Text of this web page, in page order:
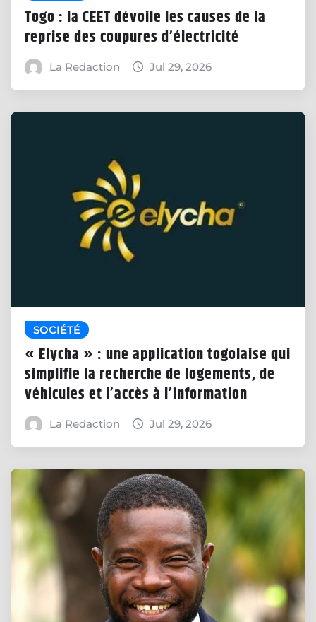
Togo : la CEET dévoile les causes de la
reprise des coupures d’électricité
La Redaction Jul 29, 2026
SOCIÉTÉ
« Elycha » : une application togolaise qui
simplifie la recherche de logements, de
véhicules et l’accès à l’information
La Redaction Jul 29, 2026